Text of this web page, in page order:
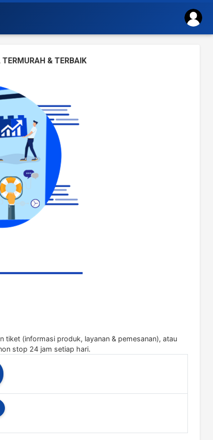
& TERBAIK
tiket (informasi produk, layanan & pemesanan), atau
stop 24 jam setiap hari.